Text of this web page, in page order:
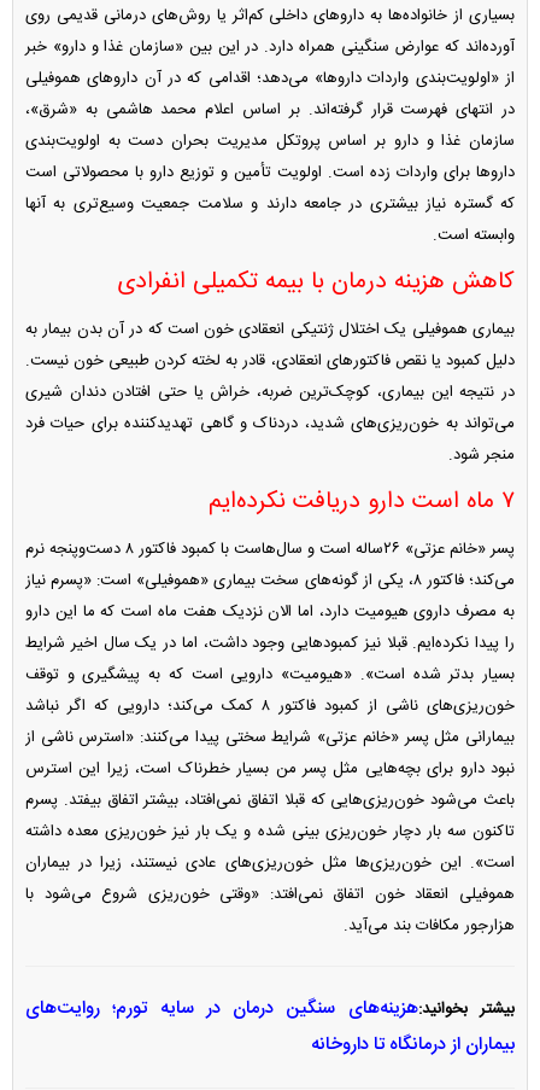
بسیاری از خانواده‌ها به دارو‌های داخلی کم‌اثر یا روش‌های درمانی قدیمی روی
آورده‌اند که عوارض سنگینی همراه دارد. در این بین «سازمان غذا و دارو» خبر
از «اولویت‌بندی واردات داروها» می‌دهد؛ اقدامی که در آن دارو‌های هموفیلی
در انتهای فهرست قرار گرفته‌اند. بر اساس اعلام محمد هاشمی به «شرق»،
سازمان غذا و دارو بر اساس پروتکل مدیریت بحران دست به اولویت‌بندی
دارو‌ها برای واردات زده است. اولویت تأمین و توزیع دارو با محصولاتی است
که گستره نیاز بیشتری در جامعه دارند و سلامت جمعیت وسیع‌تری به آنها
وابسته است.
کاهش هزینه درمان با بیمه تکمیلی انفرادی
بیماری هموفیلی یک اختلال ژنتیکی انعقادی خون است که در آن بدن بیمار به
دلیل کمبود یا نقص فاکتور‌های انعقادی، قادر به لخته کردن طبیعی خون نیست.
در نتیجه این بیماری، کوچک‌ترین ضربه، خراش یا حتی افتادن دندان شیری
می‌تواند به خون‌ریزی‌های شدید، دردناک و گاهی تهدیدکننده برای حیات فرد
منجر شود.
۷ ماه است دارو دریافت نکرده‌ایم
پسر «خانم عزتی» ۲۶‌ساله است و سال‌هاست با کمبود فاکتور ۸ دست‌و‌پنجه نرم
می‌کند؛ فاکتور ۸، یکی از گونه‌های سخت بیماری «هموفیلی» است: «پسرم نیاز
به مصرف داروی هیومیت دارد، اما الان نزدیک هفت ماه است که ما این دارو
را پیدا نکرده‌ایم. قبلا نیز کمبود‌هایی وجود داشت، اما در یک سال اخیر شرایط
بسیار بدتر شده است». «هیومیت» دارویی است که به پیشگیری و توقف
خون‌ریزی‌های ناشی از کمبود فاکتور ۸ کمک می‌کند؛ دارویی که اگر نباشد
بیمارانی مثل پسر «خانم عزتی» شرایط سختی پیدا می‌کنند: «استرس ناشی از
نبود دارو برای بچه‌هایی مثل پسر من بسیار خطرناک است، زیرا این استرس
باعث می‌شود خون‌ریزی‌هایی که قبلا اتفاق نمی‌افتاد، بیشتر اتفاق بیفتد. پسرم
تاکنون سه بار دچار خون‌ریزی بینی شده و یک بار نیز خون‌ریزی معده داشته
است». این خون‌ریزی‌ها مثل خون‌ریزی‌های عادی نیستند، زیرا در بیماران
هموفیلی انعقاد خون اتفاق نمی‌افتد: «وقتی خون‌ریزی شروع می‌شود با
هزارجور مکافات بند می‌آید.
بیشتر بخوانید:هزینه‌های سنگین درمان در سایه تورم؛ روایت‌های
بیماران از درمانگاه تا داروخانه